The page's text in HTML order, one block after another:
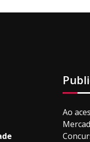
Ao